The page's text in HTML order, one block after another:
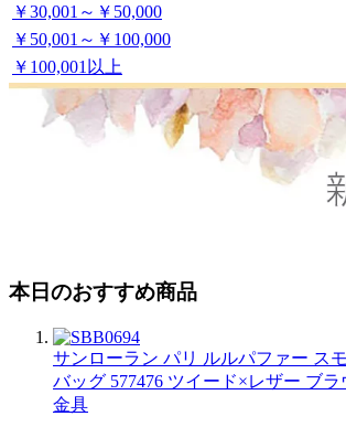
￥30,001～￥50,000
￥50,001～￥100,000
￥100,001以上
本日のおすすめ商品
サンローラン パリ ルルパファー ス
バッグ 577476 ツイード×レザー ブ
金具